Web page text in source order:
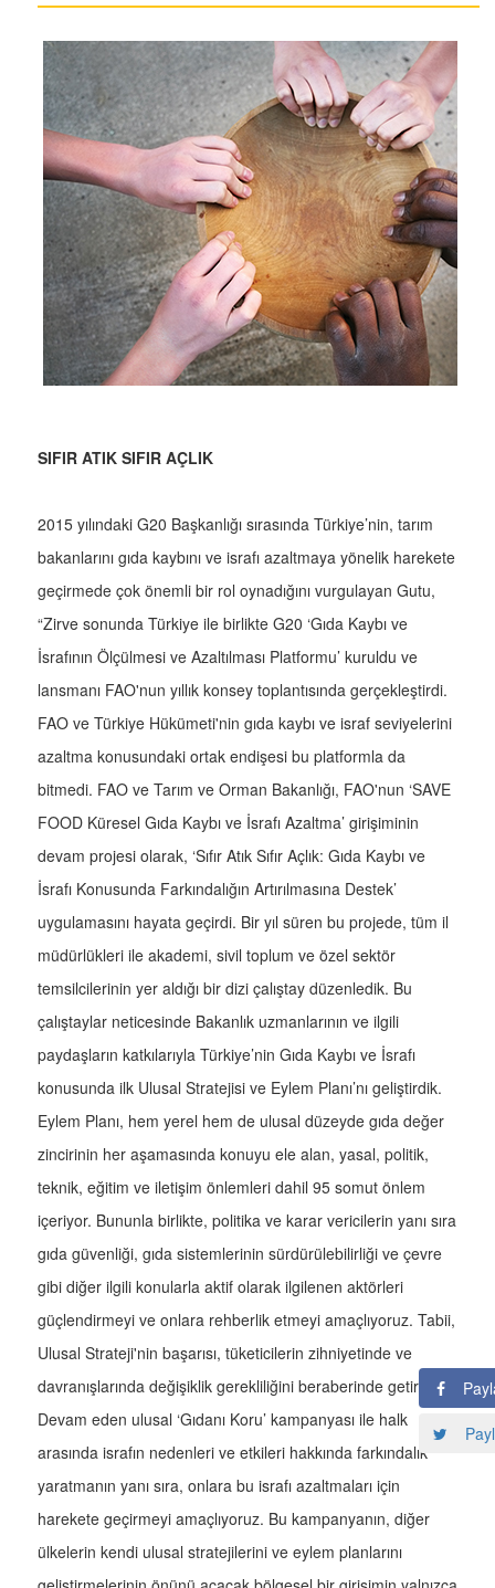
SIFIR ATIK SIFIR AÇLIK
2015 yılındaki G20 Başkanlığı sırasında Türkiye’nin, tarım
bakanlarını gıda kaybını ve israfı azaltmaya yönelik harekete
geçirmede çok önemli bir rol oynadığını vurgulayan Gutu,
“Zirve sonunda Türkiye ile birlikte G20 ‘Gıda Kaybı ve
İsrafının Ölçülmesi ve Azaltılması Platformu’ kuruldu ve
lansmanı FAO'nun yıllık konsey toplantısında gerçekleştirdi.
FAO ve Türkiye Hükümeti'nin gıda kaybı ve israf seviyelerini
azaltma konusundaki ortak endişesi bu platformla da
bitmedi. FAO ve Tarım ve Orman Bakanlığı, FAO'nun ‘SAVE
FOOD Küresel Gıda Kaybı ve İsrafı Azaltma’ girişiminin
devam projesi olarak, ‘Sıfır Atık Sıfır Açlık: Gıda Kaybı ve
İsrafı Konusunda Farkındalığın Artırılmasına Destek’
uygulamasını hayata geçirdi. Bir yıl süren bu projede, tüm il
müdürlükleri ile akademi, sivil toplum ve özel sektör
temsilcilerinin yer aldığı bir dizi çalıştay düzenledik. Bu
çalıştaylar neticesinde Bakanlık uzmanlarının ve ilgili
paydaşların katkılarıyla Türkiye’nin Gıda Kaybı ve İsrafı
konusunda ilk Ulusal Stratejisi ve Eylem Planı’nı geliştirdik.
Eylem Planı, hem yerel hem de ulusal düzeyde gıda değer
zincirinin her aşamasında konuyu ele alan, yasal, politik,
teknik, eğitim ve iletişim önlemleri dahil 95 somut önlem
içeriyor. Bununla birlikte, politika ve karar vericilerin yanı sıra
gıda güvenliği, gıda sistemlerinin sürdürülebilirliği ve çevre
gibi diğer ilgili konularla aktif olarak ilgilenen aktörleri
güçlendirmeyi ve onlara rehberlik etmeyi amaçlıyoruz. Tabii,
Ulusal Strateji'nin başarısı, tüketicilerin zihniyetinde ve
davranışlarında değişiklik gerekliliğini beraberinde getiriyor.
Devam eden ulusal ‘Gıdanı Koru’ kampanyası ile halk
arasında israfın nedenleri ve etkileri hakkında farkındalık
yaratmanın yanı sıra, onlara bu israfı azaltmaları için
harekete geçirmeyi amaçlıyoruz. Bu kampanyanın, diğer
ülkelerin kendi ulusal stratejilerini ve eylem planlarını